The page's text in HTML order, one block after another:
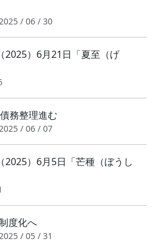
2025 / 06 / 30
）6月21日「夏至（げ
務整理進む
2025 / 06 / 07
）6月5日「芒種（ぼうし
度化へ
2025 / 05 / 31